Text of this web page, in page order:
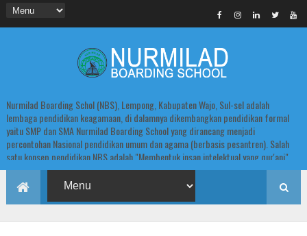
Nurmilad Boarding Schol (NBS), Lempong, Kabupaten Wajo, Sul-sel adalah
lembaga pendidikan keagamaan, di dalamnya dikembangkan pendidikan formal
yaitu SMP dan SMA Nurmilad Boarding School yang dirancang menjadi
percontohan Nasional pendidikan umum dan agama (berbasis pesantren). Salah
satu konsep pendidikan NBS adalah "Membentuk insan intelektual yang qur'ani".